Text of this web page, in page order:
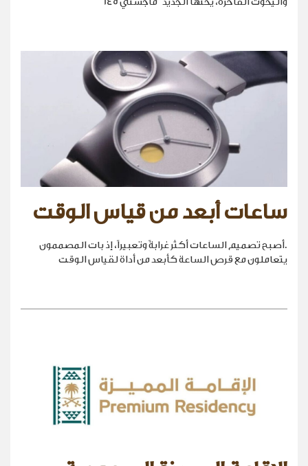
ساعات أبعد من قياس الوقت
.أصبح تصميم الساعات أكثر غرابةً وتعبيراً، إذ بات المصممون
يتعاملون مع قرص الساعة كأبعد من أداة لقياس الوقت